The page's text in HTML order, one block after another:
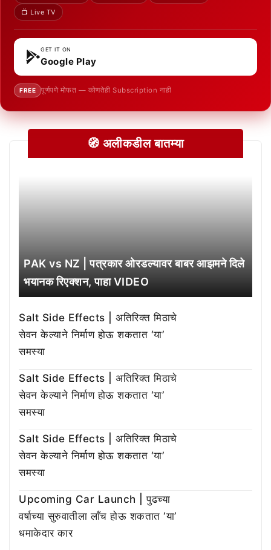
📺 Live TV
GET IT ON
Google Play
FREE पूर्णपणे मोफत — कोणतेही Subscription नाही
🧭 अलीकडील बातम्या
PAK vs NZ | पत्रकार ओरडल्यावर बाबर आझमने दिले
भयानक रिएक्शन, पाहा VIDEO
Salt Side Effects | अतिरिक्त मिठाचे
सेवन केल्याने निर्माण होऊ शकतात ‘या’
समस्या
Salt Side Effects | अतिरिक्त मिठाचे
सेवन केल्याने निर्माण होऊ शकतात ‘या’
समस्या
Salt Side Effects | अतिरिक्त मिठाचे
सेवन केल्याने निर्माण होऊ शकतात ‘या’
समस्या
Upcoming Car Launch | पुढच्या
वर्षाच्या सुरुवातीला लाँच होऊ शकतात ‘या’
धमाकेदार कार